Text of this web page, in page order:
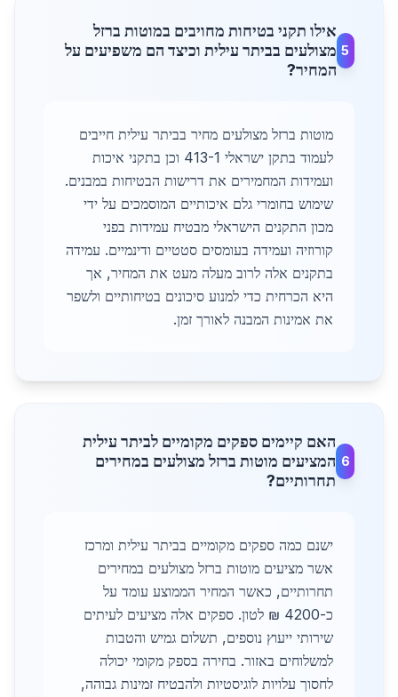
5
אילו תקני בטיחות מחויבים במוטות ברזל
מצולעים בביתר עילית וכיצד הם משפיעים על
המחיר?
מוטות ברזל מצולעים מחיר בביתר עילית חייבים
לעמוד בתקן ישראלי 413-1 וכן בתקני איכות
ועמידות המחמירים את דרישות הבטיחות במבנים.
שימוש בחומרי גלם איכותיים המוסמכים על ידי
מכון התקנים הישראלי מבטיח עמידות בפני
קורוזיה ועמידה בעומסים סטטיים ודינמיים. עמידה
בתקנים אלה לרוב מעלה מעט את המחיר, אך
היא הכרחית כדי למנוע סיכונים בטיחותיים ולשפר
את אמינות המבנה לאורך זמן.
6
האם קיימים ספקים מקומיים לביתר עילית
המציעים מוטות ברזל מצולעים במחירים
תחרותיים?
ישנם כמה ספקים מקומיים בביתר עילית ומרכז
אשר מציעים מוטות ברזל מצולעים במחירים
תחרותיים, כאשר המחיר הממוצע עומד על
כ-4200 ₪ לטון. ספקים אלה מציעים לעיתים
שירותי ייעוץ נוספים, תשלום גמיש והטבות
למשלוחים באזור. בחירה בספק מקומי יכולה
לחסוך עלויות לוגיסטיות ולהבטיח זמינות גבוהה,